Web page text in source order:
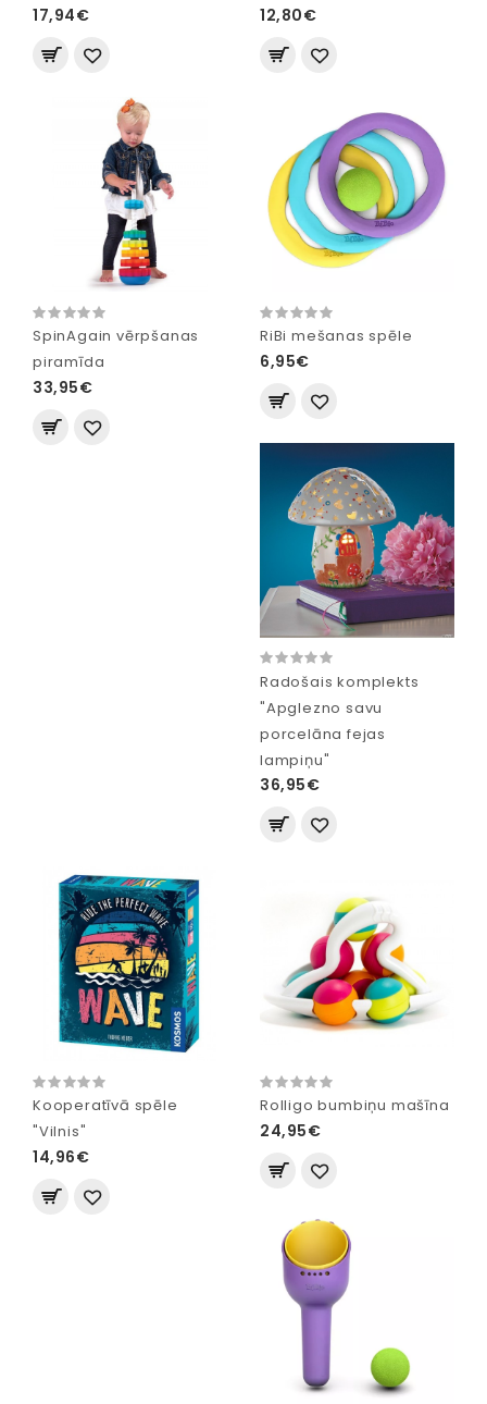
17,94€ 12,80€
SpinAgain vērpšanas
piramīda
33,95€
RiBi mešanas spēle
6,95€
Radošais komplekts
"Apglezno savu
porcelāna fejas
lampiņu"
36,95€
Kooperatīvā spēle
"Vilnis"
14,96€
Rolligo bumbiņu mašīna
24,95€